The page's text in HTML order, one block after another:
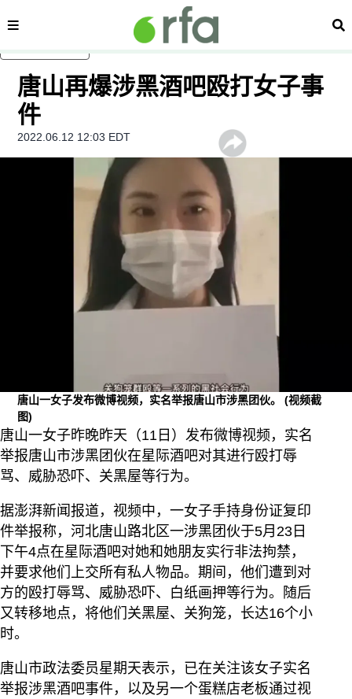
内容分类 搜
唐山再爆涉黑酒吧殴打女子事
件
2022.06.12 12:03 EDT
唐山一女子发布微博视频，实名举报唐山市涉黑团伙。(视频截
图)
唐山一女子昨晚昨天（11日）发布微博视频，实名
举报唐山市涉黑团伙在星际酒吧对其进行殴打辱
骂、威胁恐吓、关黑屋等行为。
据澎湃新闻报道，视频中，一女子手持身份证复印
件举报称，河北唐山路北区一涉黑团伙于5月23日
下午4点在星际酒吧对她和她朋友实行非法拘禁，
并要求他们上交所有私人物品。期间，他们遭到对
方的殴打辱骂、威胁恐吓、白纸画押等行为。随后
又转移地点，将他们关黑屋、关狗笼，长达16个小
时。
唐山市政法委员星期天表示，已在关注该女子实名
举报涉黑酒吧事件，以及另一个蛋糕店老板通过视